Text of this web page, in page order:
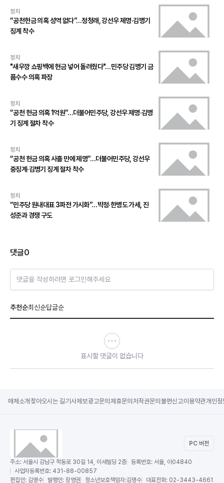
정치
“공천헌금 의혹 성역 없다”…정청래, 강선우 제명·김병기
징계 착수
정치
"새우깡 쇼핑백에 현금 넣어 돌려줬다"…민주당 김병기 금
품수수 의혹 파장
정치
“공천 헌금 의혹 1억원”…더불어민주당, 강선우 제명·김병
기 징계 절차 착수
정치
“공천 헌금 의혹 사흘 만에 제명”…더불어민주당, 강선우
중징계·김병기 징계 절차 착수
정치
“민주당 원내대표 3파전 가시화”…박정·한병도 가세, 진
성준과 경쟁 구도
댓글0
댓글을 작성하려면 로그인해주세요
추천순최신순답글순
표시할 댓글이 없습니다
매체소개 찾아오시는 길기사제보광고문의 제휴문의 저작권문의 불편신고이용약관개인정
PC 버전
주소: 서울시 강남구 학동로 30길 14, 이세빌딩 2층 등록번호: 서울, 아04840
사업자등록번호: 431-88-00857
편집인: 김명수 발행인: 장영권 청소년보호책임자:김명수 대표전화: 02-3443-4661